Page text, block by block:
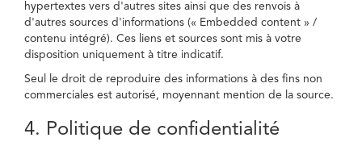
hypertextes vers d'autres sites ainsi que des renvois à
d'autres sources d'informations (« Embedded content » /
contenu intégré). Ces liens et sources sont mis à votre
disposition uniquement à titre indicatif.
Seul le droit de reproduire des informations à des fins non
commerciales est autorisé, moyennant mention de la source.
4. Politique de confidentialité